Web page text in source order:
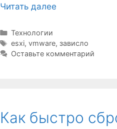
Читать далее
Рубрики
Технологии
Метки
esxi, vmware, зависло
Оставьте комментарий
Как быстро